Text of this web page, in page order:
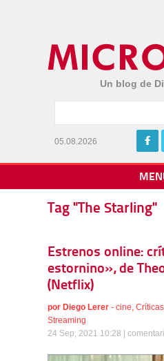
Un blog de
05.08.2026
Tag "The Starling"
Estrenos online:
estornino», de
(Netflix)
por Diego Lerer - cine, Críticas
Streaming
24 Sep, 2021 10:28 |